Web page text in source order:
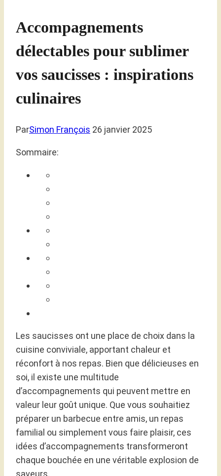
Accompagnements
délectables pour sublimer
vos saucisses : inspirations
culinaires
ParSimon François 26 janvier 2025
Sommaire:
Les saucisses ont une place de choix dans la
cuisine conviviale, apportant chaleur et
réconfort à nos repas. Bien que délicieuses en
soi, il existe une multitude
d’accompagnements qui peuvent mettre en
valeur leur goût unique. Que vous souhaitiez
préparer un barbecue entre amis, un repas
familial ou simplement vous faire plaisir, ces
idées d’accompagnements transformeront
chaque bouchée en une véritable explosion de
saveurs.